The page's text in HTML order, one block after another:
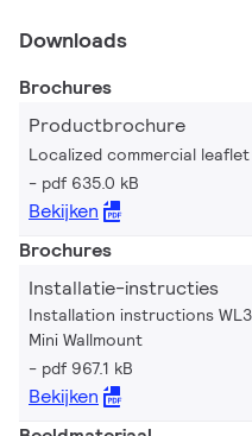
Downloads
Brochures
Productbrochure
Localized commercial
pdf 635.0 kB
Bekijken
Brochures
Installatie-instructies
Installation instructions
Mini Wallmount
pdf 967.1 kB
Bekijken